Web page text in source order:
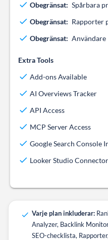
Obegränsat: Spårbara
Obegränsat: Rapporter
Obegränsat: Användare
Extra Tools
Add-ons Available
AI Overviews Tracker
API Access
MCP Server Access
Google Search Console
Looker Studio Connector
Varje plan inkluderar:
Analyzer, Backlink
SEO-checklista,